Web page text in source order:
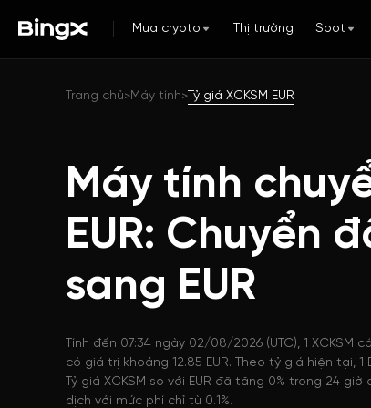
Mua crypto Thị trường Spot
Trang chủ>Máy tính> Tỷ giá XCKSM EUR
Máy tính
EUR: Chuyển
sang EUR
Tính đến 07:34 ngày 02/08/2026 (UTC), 1 XCKSM
có giá trị khoảng 12.85 EUR. Theo tỷ giá hiện tại,
Tỷ giá XCKSM so với EUR đã tăng 0% trong 24
dịch với mức phí chỉ từ 0.1%.